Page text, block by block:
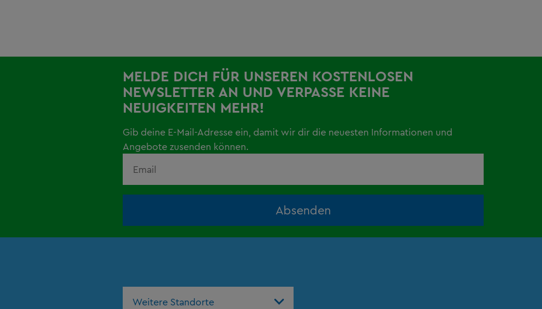
MELDE DICH FÜR UNSEREN KOSTENLOSEN
NEWSLETTER AN UND VERPASSE KEINE
NEUIGKEITEN MEHR!
Gib deine E-Mail-Adresse ein, damit wir dir die neuesten Informationen und
Angebote zusenden können.
Absenden
Weitere Standorte